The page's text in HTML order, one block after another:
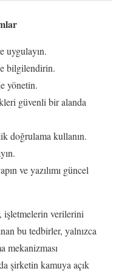
uygulayın.
bilgilendirin.
yönetin.
güvenli bir alanda
doğrulama kullanın.
ve yazılımı güncel
işletmelerin verilerini
bu tedbirler, yalnızca
mekanizması
şirketin kamuya açık